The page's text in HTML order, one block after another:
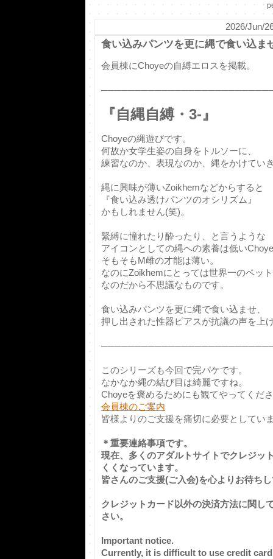
2026/Jun/
食い込みパンツを更に縄で食い込ま
会員棟にChoyeの自縛エロスを掲載。
『自縄自縛・3-』
Choyeの縄遊びです。
何故か女学生姿の自身をトルソーに、
練習なのか、表現なのか、縄をかけてい
縄に興味が薄いZoikhemなどからすると
『食い込み透けパンツのオシリズム』
かもしれません(笑)。
緊縛に憧れたり酔ったり、と言うような
アイコンとしての縄への素養は低い
そもそもM雌の才能は薄い。
なのにZoikhemにとっては世界一のペット
なのだから不思議なものです。
食い込みパンツを更に縄で食い込ませ、
押し出された性器ピアスが抗議の声を上
このシリーズも今回で完パケです。
なかなか縄の結び目は綺麗ですね。
Choyeを褒めるためにも観てやってくだ
会員棟のご案内
皆様よりのご支援を痛切に必要としてい
＊重要連絡事項です。
現在、多くのアダルトサイトでクレジッ
くくなっています。
皆さんのご支援(ご入会)を心よりお待ち
クレジットカード以外の決済方法に関し
さい。
Important notice.
Currently, it is difficult to use credit